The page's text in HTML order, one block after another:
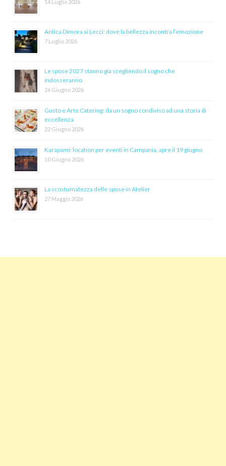
14 Luglio 2026
Antica Dimora ai Lecci: dove la bellezza incontra l’emozione
7 Luglio 2026
Le spose 2027 stanno già scegliendo il sogno che
indosseranno
26 Giugno 2026
Gusto e Arte Catering: da un sogno condiviso ad una storia di
eccellenza
22 Giugno 2026
Karapami: location per eventi in Campania, apre il 19 giugno
10 Giugno 2026
La scostumatezza delle spose in Atelier
27 Maggio 2026